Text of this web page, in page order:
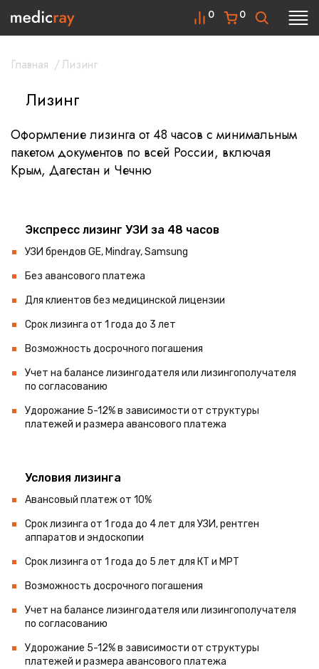
0
0
Главная /Лизинг
Лизинг
Оформление лизинга от 48 часов с минимальным
пакетом документов по всей России, включая
Крым, Дагестан и Чечню
Экспресс лизинг УЗИ за 48 часов
УЗИ брендов GE, Mindray, Samsung
Без авансового платежа
Для клиентов без медицинской лицензии
Срок лизинга от 1 года до 3 лет
Возможность досрочного погашения
Учет на балансе лизингодателя или лизингополучателя
по согласованию
Удорожание 5-12% в зависимости от структуры
платежей и размера авансового платежа
Условия лизинга
Авансовый платеж от 10%
Срок лизинга от 1 года до 4 лет для УЗИ, рентген
аппаратов и эндоскопии
Срок лизинга от 1 года до 5 лет для КТ и МРТ
Возможность досрочного погашения
Учет на балансе лизингодателя или лизингополучателя
по согласованию
Удорожание 5-12% в зависимости от структуры
платежей и размера авансового платежа